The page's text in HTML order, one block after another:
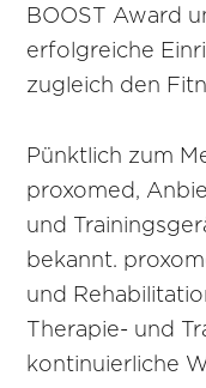
BOOST Award
erfolgreiche
zugleich den
Pünktlich zum
proxomed,
und
bekannt.
und
Therapie- und
kontinuierliche